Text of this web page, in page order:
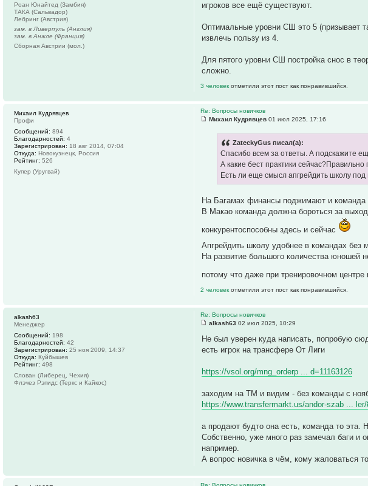
игроков все ещё существуют.
Оптимальные уровни СШ это 5 (призывает
извлечь пользу из 4.
Для пятого уровни СШ постройка снос в
сложно.
3 человекотметили этот пост как понравившийся.
Роан Юнайтед (Замбия)
ТАКА (Сальвадор)
Лебринг (Австрия)
зам. в Ливерпуль (Англия)
зам. в Анжле (Франция)
Сборная Австрии (мол.)
Re: Вопросы новичков
Михаил Кудрявцев 01 июл 2025, 17:16
ZateckyGus писал(а):
Спасибо всем за ответы. А подскажите
А какие бест практики
Есть ли еще смысл апгрейдить школу под
На Багамах финансы поджимают и команда
В Макао команда должна бороться за
конкурентоспособны здесь и сейчас
Апгрейдить школу удобнее в командах
На развитие большого количества юношей
потому что даже при тренировочном
2 человекотметили этот пост как понравившийся.
Михаил Кудрявцев
Профи
Сообщений: 894
Благодарностей: 4
Зарегистрирован: 18 авг 2014, 07:04
Откуда: Новокузнецк, Россия
Рейтинг: 526
Купер (Уругвай)
Re: Вопросы новичков
alkash63 02 июл 2025, 10:29
Не был уверен куда написать, попробую
есть игрок на трансфере От Лиги
https://vsol.org/mng_orderp ... d=11163126
заходим на ТМ и видим - без команды с
https://www.transfermarkt.us/andor-szab ... ler/
а продают будто она есть, команда то эта.
Собственно, уже много раз замечал баги и
например.
А вопрос новичка в чём, кому жаловаться
alkash63
Менеджер
Сообщений: 198
Благодарностей: 42
Зарегистрирован: 25 ноя 2009, 14:37
Откуда: Куйбышев
Рейтинг: 498
Слован (Либерец, Чехия)
Флэчез Рэпидс (Теркс и Кайкос)